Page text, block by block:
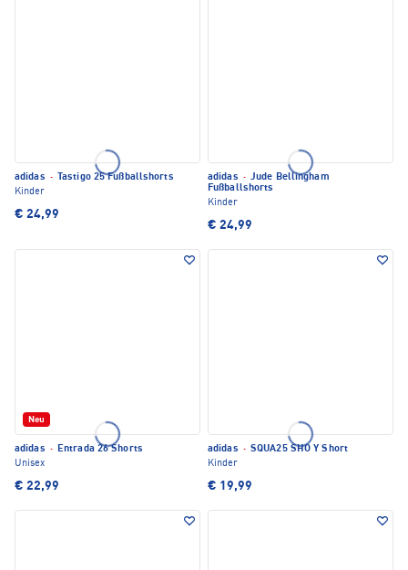
adidas ·
Tastigo 25 Fußballshorts
Kinder
€ 24,99
adidas · Jude Bellingham
Fußballshorts
Kinder
€ 24,99
Neu
adidas · Entrada 26 Shorts
Unisex
€ 22,99
adidas · SQUA25 SHO Y Short
Kinder
€ 19,99